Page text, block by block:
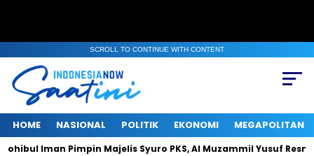
SCROLL TO CONTINUE WITH CONTENT
HOME NASIONAL POLITIK EKONOMI MEGAPOLITAN
Pimpin Majelis Syuro PKS, Al Muzammil Yusuf Resmi